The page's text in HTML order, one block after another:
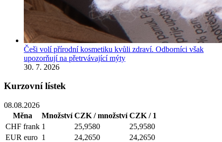
Češi volí přírodní kosmetiku kvůli zdraví. Odborníci však
upozorňují na přetrvávající mýty
30. 7. 2026
Kurzovní lístek
08.08.2026
Měna
Množství CZK / množství CZK / 1
CHF frank 1 25,9580
25,9580
EUR euro 1 24,2650
24,2650